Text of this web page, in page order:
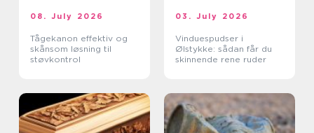
08. July 2026
Tågekanon effektiv og
skånsom løsning til
støvkontrol
03. July 2026
Vinduespudser i
Ølstykke: sådan får du
skinnende rene ruder